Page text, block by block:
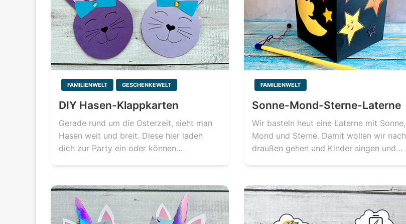
FAMILIENWELT GESCHENKEWELT
DIY Hasen-Klappkarten
Gerade rund um die Osterzeit, sieht man
Hasen weit und breit. Diese hier laden
dich zur Party ein oder können…
FAMILIENWELT
Sonne-Mond-Sterne-Laterne
Wir basteln heut eine Laterne mit Sonne,
Mond und Sterne. Damit wollen wir nach
draußen gehen und Kinder singen und…